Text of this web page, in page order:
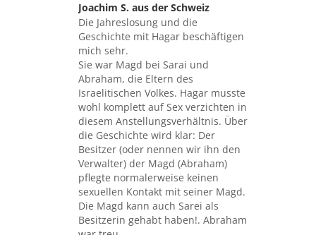
Joachim S. aus der Schweiz
sagte:
Die Jahreslosung und die
Geschichte mit Hagar beschäftigen
mich sehr.
Sie war Magd bei Sarai und
Abraham, die Eltern des
Israelitischen Volkes. Hagar musste
wohl komplett auf Sex verzichten in
diesem Anstellungsverhältnis. Über
die Geschichte wird klar: Der
Besitzer (oder nennen wir ihn den
Verwalter) der Magd (Abraham)
pflegte normalerweise keinen
sexuellen Kontakt mit seiner Magd.
Die Magd kann auch Sarei als
Besitzerin gehabt haben!. Abraham